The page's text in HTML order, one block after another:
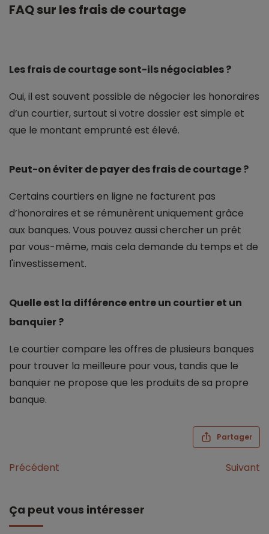
FAQ sur les frais de courtage
Les frais de courtage sont-ils négociables ?
Oui, il est souvent possible de négocier les honoraires
d’un courtier, surtout si votre dossier est simple et
que le montant emprunté est élevé.
Peut-on éviter de payer des frais de courtage ?
Certains courtiers en ligne ne facturent pas
d’honoraires et se rémunèrent uniquement grâce
aux banques. Vous pouvez aussi chercher un prêt
par vous-même, mais cela demande du temps et de
l'investissement.
Quelle est la différence entre un courtier et un
banquier ?
Le courtier compare les offres de plusieurs banques
pour trouver la meilleure pour vous, tandis que le
banquier ne propose que les produits de sa propre
banque.
Partager
Précédent Suivant
Ça peut vous intéresser